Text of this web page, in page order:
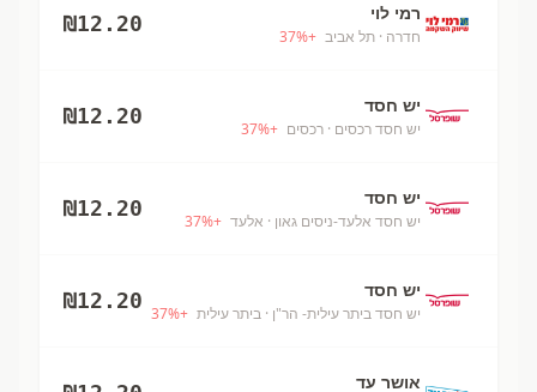
רמי לוי
חדרה · תל אביב +
37%
₪12.20
יש חסד
יש חסד רכסים · רכסים +
37%
₪12.20
יש חסד
יש חסד אלעד-ניסים גאון · אלעד +
37%
₪12.20
יש חסד
יש חסד ביתר עילית- הר"ן · ביתר עילית +
37%
₪12.20
אושר עד